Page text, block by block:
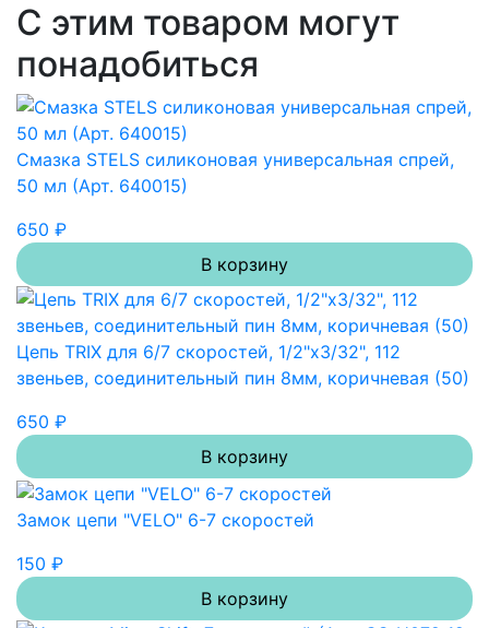
С этим товаром могут
понадобиться
Смазка STELS силиконовая универсальная спрей,
50 мл (Арт. 640015)
650 ₽
В корзину
Цепь TRIX для 6/7 скоростей, 1/2"х3/32", 112
звеньев, соединительный пин 8мм, коричневая (50)
650 ₽
В корзину
Замок цепи "VELO" 6-7 скоростей
150 ₽
В корзину